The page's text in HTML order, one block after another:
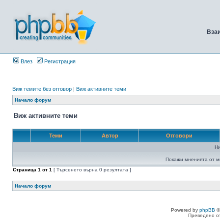
Влез Регистрация
Виж темите без отговор | Виж активните теми
Начало форум
Виж активните теми
Теми Автор Отговори
Покажи мненията от
Страница 1 от 1 [ Търсенето върна 0 резултата ]
Начало форум
Powered by phpBB
Преведено